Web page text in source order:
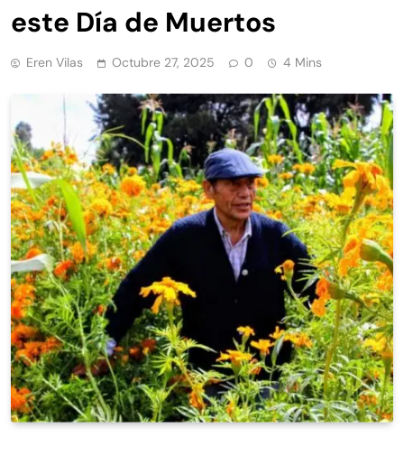
este Día de Muertos
Eren Vilas Octubre 27, 2025 0 4 Mins